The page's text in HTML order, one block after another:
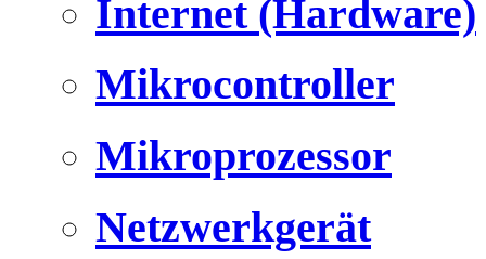
Internet (Hardware)
Mikrocontroller
Mikroprozessor
Netzwerkgerät